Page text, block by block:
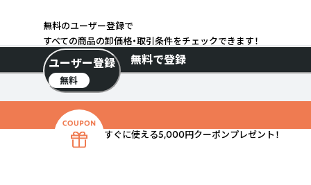
無料で登録
無料のユーザー登録で
すべての商品の卸価格・取引条件をチェックできます！
ユーザー登録
無料
すぐに使える5,000円クーポンプレゼント！